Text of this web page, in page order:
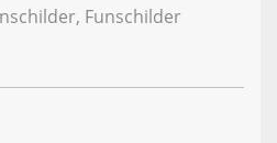
Funschilder